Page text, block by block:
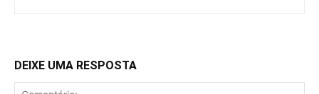
DEIXE UMA RESPOSTA